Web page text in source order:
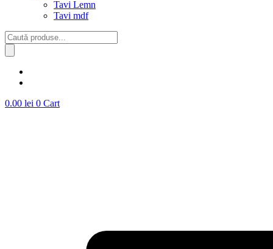
Tavi Lemn
Tavi mdf
Products
search
0.00 lei 0 Cart